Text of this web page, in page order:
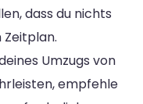
dass du nichts
Zeitplan.
Umzugs von
empfehle